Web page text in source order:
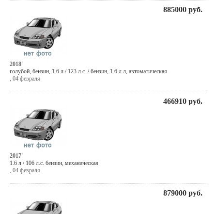
885000 руб.
2018'
голубой, бензин, 1.6 л / 123 л.с. / бензин, 1.6 л л, автоматическая
, 04 февраля
466910 руб.
2017'
1.6 л / 106 л.с. бензин, механическая
, 04 февраля
879000 руб.